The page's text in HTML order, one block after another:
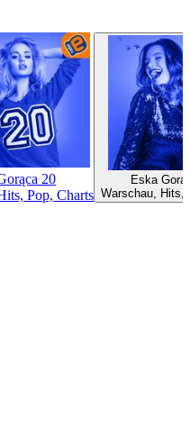
20
Pop, Charts
Eska
Warschau, Hits,